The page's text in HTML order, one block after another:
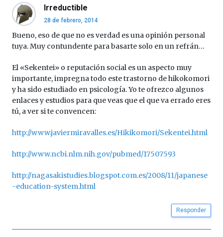
Irreductible
28 de febrero, 2014
Bueno, eso de que no es verdad es una opinión personal
tuya. Muy contundente para basarte solo en un refrán…
El «Sekentei» o reputación social es un aspecto muy
importante, impregna todo este trastorno de hikokomori
y ha sido estudiado en psicología. Yo te ofrezco algunos
enlaces y estudios para que veas que el que va errado eres
tú, a ver si te convencen:
http://www.javiermiravalles.es/Hikikomori/Sekentei.html
http://www.ncbi.nlm.nih.gov/pubmed/17507593
http://nagasakistudies.blogspot.com.es/2008/11/japanese
-education-system.html
Responder